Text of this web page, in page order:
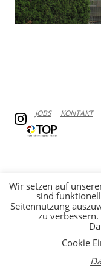
JOBS KONTAKT
Wir setzen auf
sind
Seitennutzung
zu
Cookie